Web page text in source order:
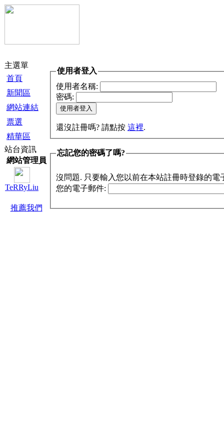
主選單
首頁
新聞區
網站連結
票選
精華區
站台資訊
網站管理員
TeRRyLiu
推薦我們
使用者登入
使用者名稱:
密碼:
還沒註冊嗎? 請點按 這裡.
忘記您的密碼了嗎?
沒問題. 只要輸入您以前在本站註冊時登錄的電
您的電子郵件: